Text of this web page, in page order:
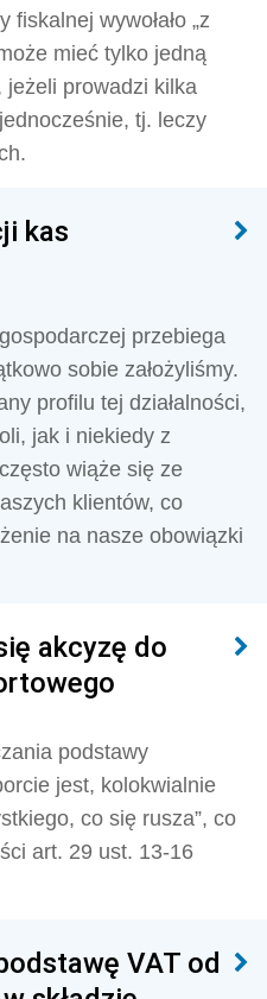
wywołało „z
mieć tylko jedną
jeżeli prowadzi kilka
tj. leczy
kas
przebiega
sobie założyliśmy.
profilu tej działalności,
jak i niekiedy z
wiąże się ze
klientów, co
na nasze obowiązki
akcyzę do
podstawy
jest, kolokwialnie
co się rusza”, co
art. 29 ust. 13-16
VAT od